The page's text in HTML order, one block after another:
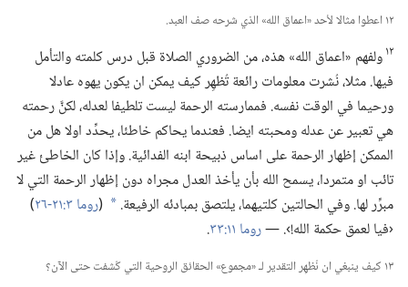
١٢ اعطوا مثالا لأحد «اعماق الله» الذي شرحه صف العبد.‏
١٢ولفهم «اعماق الله» هذه،‏ من الضروري الصلاة قبل درس كلمته والتأمل
فيها.‏ مثلا،‏ نُشرت معلومات رائعة تُظهِر كيف يمكن ان يكون يهوه عادلا
ورحيما في الوقت نفسه.‏ فممارسته الرحمة ليست تلطيفا لعدله،‏ لكنَّ رحمته
هي تعبير عن عدله ومحبته ايضا.‏ فعندما يحاكم خاطئا،‏ يحدِّد اولا هل من
الممكن إظهار الرحمة على اساس ذبيحة ابنه الفدائية.‏ وإذا كان الخاطئ غير
تائب او متمردا،‏ يسمح الله بأن يأخذ العدل مجراه دون إظهار الرحمة التي لا
مبرِّر لها.‏ وفي الحالتين كلتيهما،‏ يلتصق بمبادئه الرفيعة.‏ *
(‏روما ٣:‏٢١-‏٢٦
‏)‏
‹فيا لعمق حكمة الله!‏›.‏ —‏روما ١١:‏٣٣ ‏.‏
١٣ كيف ينبغي ان نُظهِر التقدير لـ‍ «مجموع» الحقائق الروحية التي كُشفت حتى الآن؟‏